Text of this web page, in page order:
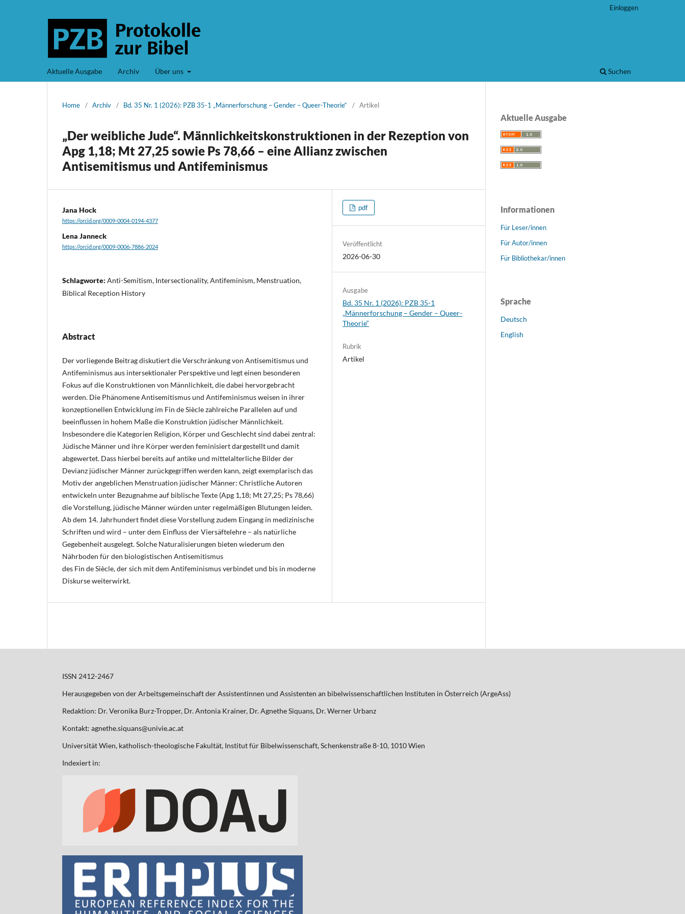
Aktuelle Ausgabe Archiv Über uns Suchen
Einloggen
Home / Archiv / Bd. 35 Nr. 1 (2026): PZB 35-1 „Männerforschung – Gender – Queer-Theorie“ / Artikel
„Der weibliche Jude“. Männlichkeitskonstruktionen in der Rezeption von
Apg 1,18; Mt 27,25 sowie Ps 78,66 – eine Allianz zwischen
Antisemitismus und Antifeminismus
Jana Hock
https://orcid.org/0009-0004-0194-4377
Lena Janneck
https://orcid.org/0009-0006-7886-2024
Schlagworte: Anti-Semitism, Intersectionality, Antifeminism, Menstruation,
Biblical Reception History
Abstract
Der vorliegende Beitrag diskutiert die Verschränkung von Antisemitismus und
Antifeminismus aus intersektionaler Perspektive und legt einen besonderen
Fokus auf die Konstruktionen von Männlichkeit, die dabei hervorgebracht
werden. Die Phänomene Antisemitismus und Antifeminismus weisen in ihrer
konzeptionellen Entwicklung im Fin de Siècle zahlreiche Parallelen auf und
beeinflussen in hohem Maße die Konstruktion jüdischer Männlichkeit.
Insbesondere die Kategorien Religion, Körper und Geschlecht sind dabei zentral:
Jüdische Männer und ihre Körper werden feminisiert dargestellt und damit
abgewertet. Dass hierbei bereits auf antike und mittelalterliche Bilder der
Devianz jüdischer Männer zurückgegriffen werden kann, zeigt exemplarisch das
Motiv der angeblichen Menstruation jüdischer Männer: Christliche Autoren
entwickeln unter Bezugnahme auf biblische Texte (Apg 1,18; Mt 27,25; Ps 78,66)
die Vorstellung, jüdische Männer würden unter regelmäßigen Blutungen leiden.
Ab dem 14. Jahrhundert findet diese Vorstellung zudem Eingang in medizinische
Schriften und wird – unter dem Einfluss der Viersäftelehre – als natürliche
Gegebenheit ausgelegt. Solche Naturalisierungen bieten wiederum den
Nährboden für den biologistischen Antisemitismus
des Fin de Siècle, der sich mit dem Antifeminismus verbindet und bis in moderne
Diskurse weiterwirkt.
pdf
Veröffentlicht
2026-06-30
Ausgabe
Bd. 35 Nr. 1 (2026): PZB 35-1
„Männerforschung – Gender – Queer-
Theorie“
Rubrik
Artikel
Aktuelle Ausgabe
Informationen
Für Leser/innen
Für Autor/innen
Für Bibliothekar/innen
Sprache
Deutsch
English
ISSN 2412-2467
Herausgegeben von der Arbeitsgemeinschaft der Assistentinnen und Assistenten an bibelwissenschaftlichen Instituten in Österreich (ArgeAss)
Redaktion: Dr. Veronika Burz-Tropper, Dr. Antonia Krainer, Dr. Agnethe Siquans, Dr. Werner Urbanz
Kontakt: agnethe.siquans@univie.ac.at
Universität Wien, katholisch-theologische Fakultät, Institut für Bibelwissenschaft, Schenkenstraße 8-10, 1010 Wien
Indexiert in: